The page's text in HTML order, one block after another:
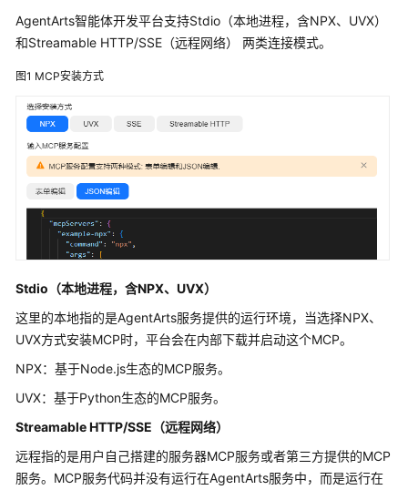
明
户
指
南
AgentArts
指
AgentArts
用
流
程
开
发
单
AgentArts智能体开发平台支持Stdio（本地进程，含NPX、UVX）
和Streamable HTTP/SSE（远程网络） 两类连接模式。
图1 MCP安装方式
Stdio（本地进程，含NPX、UVX）
这里的本地指的是AgentArts服务提供的运行环境，当选择NPX、
UVX方式安装MCP时，平台会在内部下载并启动这个MCP。
NPX：基于Node.js生态的MCP服务。
UVX：基于Python生态的MCP服务。
Streamable HTTP/SSE（远程网络）
远程指的是用户自己搭建的服务器MCP服务或者第三方提供的MCP
服务。MCP服务代码并没有运行在AgentArts服务中，而是运行在